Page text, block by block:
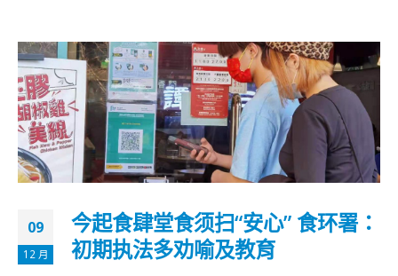
09
12 月
今起食肆堂食须扫“安心” 食环署：
初期执法多劝喻及教育